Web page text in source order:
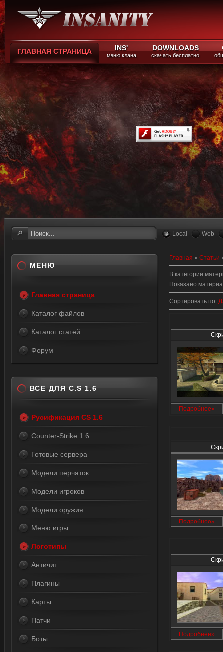
ГЛАВНАЯ СТРАНИЦА INS'
меню клана
DOWNLOADS
скачать бесплатно
Local Web
Главная » Статьи
В категории
Показано
Сортировать по:
Подробнее»
Подробнее»
Подробнее»
МЕНЮ
Главная страница
Каталог файлов
Каталог статей
Форум
ВСЕ ДЛЯ C.S 1.6
Русификация CS 1.6
Counter-Strike 1.6
Готовые сервера
Модели перчаток
Модели игроков
Модели оружия
Меню игры
Логотипы
Античит
Плагины
Карты
Патчи
Боты